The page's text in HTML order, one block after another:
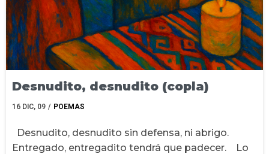
Desnudito, desnudito (copla)
16 DIC, 09 / POEMAS
Desnudito, desnudito sin defensa, ni abrigo.
Entregado, entregadito tendrá que padecer. Lo